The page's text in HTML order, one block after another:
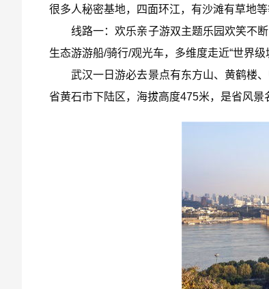
很多人秘密基地，四面环江，有沙滩有草地
线路一：欢乐亲子游双主题乐园欢笑不
生态游游船/骑行/观光车，多维度走近“世界级
武汉一日游必去景点有东方山、黄鹤楼
省黄石市下陆区，海拔高度475米，是省风景